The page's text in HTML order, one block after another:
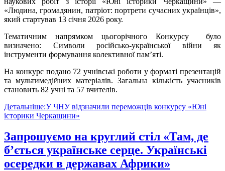
«Людина, громадянин, патріот: портрети сучасних українців»,
який стартував 13 січня 2026 року.
Тематичним напрямком цьогорічного Конкурсу було
визначено: Символи російсько-української війни як
інструменти формування колективної пам’яті.
На конкурс подано 72 учнівські роботи у форматі презентацій
та мультимедійних матеріалів. Загальна кількість учасників
становить 82 учні та 57 вчителів.
Детальніше:У ЧНУ відзначили переможців конкурсу «Юні
історики Черкащини»
Запрошуємо на круглий стіл «Там, де
б’ється українське серце. Українські
осередки в державах Африки»